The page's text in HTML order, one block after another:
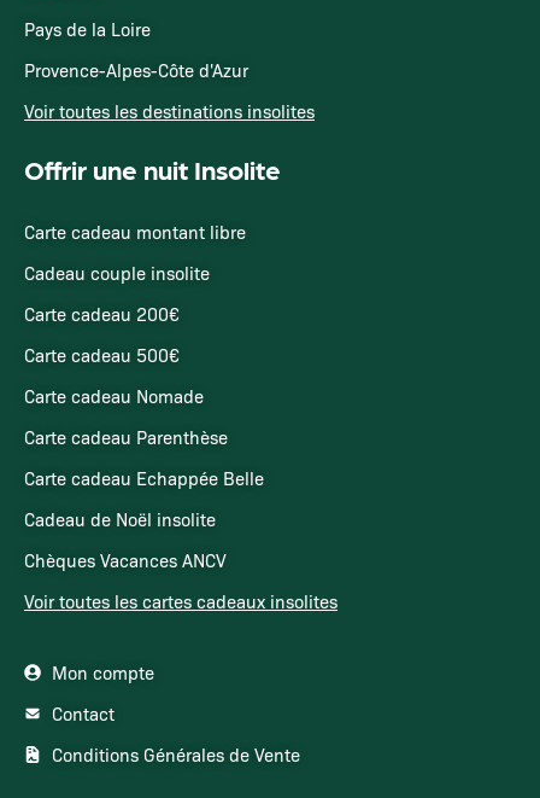
Pays de la Loire
Provence-Alpes-Côte d'Azur
Voir toutes les destinations insolites
Offrir une nuit Insolite
Carte cadeau montant libre
Cadeau couple insolite
Carte cadeau 200€
Carte cadeau 500€
Carte cadeau Nomade
Carte cadeau Parenthèse
Carte cadeau Echappée Belle
Cadeau de Noël insolite
Chèques Vacances ANCV
Voir toutes les cartes cadeaux insolites
Mon compte
Contact
Conditions Générales de Vente